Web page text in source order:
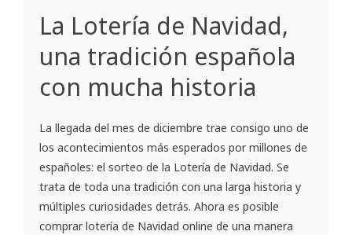
La Lotería de Navidad,
una tradición española
con mucha historia
La llegada del mes de diciembre trae consigo uno de
los acontecimientos más esperados por millones de
españoles: el sorteo de la Lotería de Navidad. Se
trata de toda una tradición con una larga historia y
múltiples curiosidades detrás. Ahora es posible
comprar lotería de Navidad online de una manera